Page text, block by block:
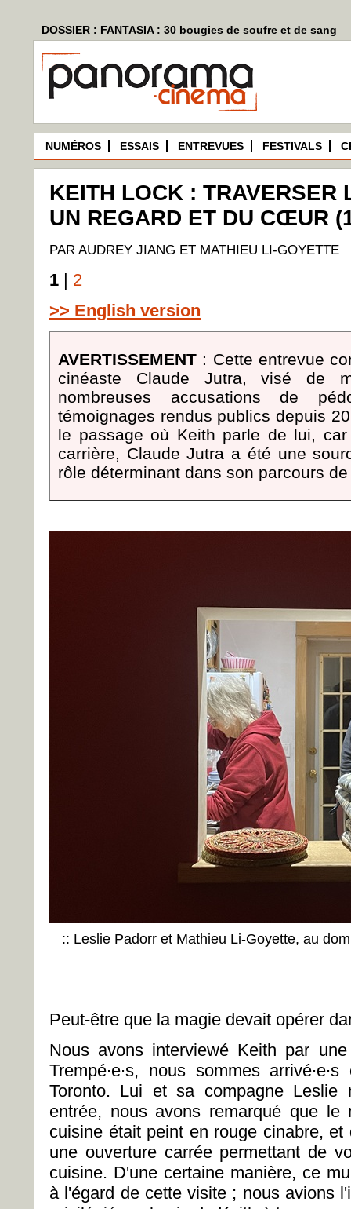
DOSSIER : FANTASIA : 30 bougies de soufre et de sang
NUMÉROS ESSAIS ENTREVUES FESTIVALS
KEITH LOCK : TRAVERSER
UN REGARD ET DU CŒUR
PAR AUDREY JIANG ET MATHIEU LI-GOYETTE
1 | 2
>> English version
AVERTISSEMENT : Cette entrevue
cinéaste Claude Jutra, visé de
nombreuses accusations de
témoignages rendus publics depuis
le passage où Keith parle de lui,
carrière, Claude Jutra a été une
rôle déterminant dans son parcours
:: Leslie Padorr et Mathieu Li-Goyette, au
Peut-être que la magie devait opérer
Nous avons interviewé Keith par
Trempé∙e∙s, nous sommes
Toronto. Lui et sa compagne Leslie
entrée, nous avons remarqué que
cuisine était peint en rouge cinabre, et
une ouverture carrée permettant de
cuisine. D'une certaine manière, ce
à l'égard de cette visite ; nous avions